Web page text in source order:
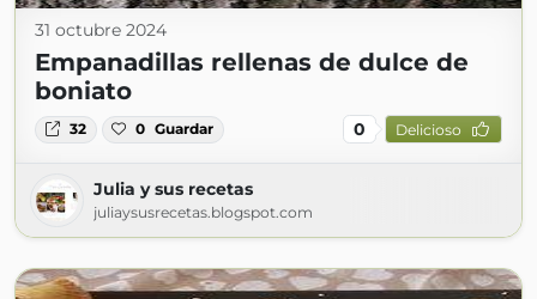
31 octubre 2024
Empanadillas rellenas de dulce de
boniato
32 0 Guardar 0 Delicioso
Julia y sus recetas
juliaysusrecetas.blogspot.com